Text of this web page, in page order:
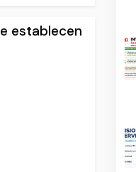
establecen